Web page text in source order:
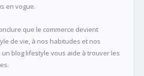
en vogue.
que le commerce devient
de vie, à nos habitudes et nos
un blog lifestyle vous aide à trouver les